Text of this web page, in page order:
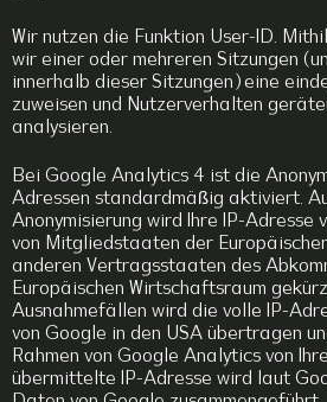
Wir nutzen die Funktion User-ID.
wir einer oder mehreren Sitzungen
innerhalb dieser Sitzungen) eine
zuweisen und Nutzerverhalten
analysieren.
Bei Google Analytics 4 ist die
Adressen standardmäßig aktiviert.
Anonymisierung wird Ihre IP-Adresse
von Mitgliedstaaten der
anderen Vertragsstaaten des
Europäischen Wirtschaftsraum
Ausnahmefällen wird die volle IP-
von Google in den USA übertragen
Rahmen von Google Analytics von
übermittelte IP-Adresse wird laut